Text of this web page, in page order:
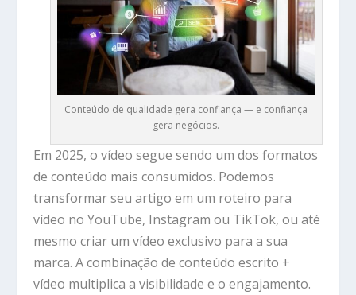
Conteúdo de qualidade gera confiança — e confiança
gera negócios.
Em 2025, o vídeo segue sendo um dos formatos
de conteúdo mais consumidos. Podemos
transformar seu artigo em um roteiro para
vídeo no YouTube, Instagram ou TikTok, ou até
mesmo criar um vídeo exclusivo para a sua
marca.A combinação de conteúdo escrito +
vídeo multiplica a visibilidade e o engajamento.